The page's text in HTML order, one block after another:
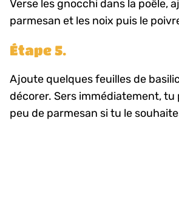
Verse les gnocchi dans la poêle,
parmesan et les noix puis le
Étape 5.
Ajoute quelques feuilles de
décorer. Sers immédiatement,
peu de parmesan si tu le